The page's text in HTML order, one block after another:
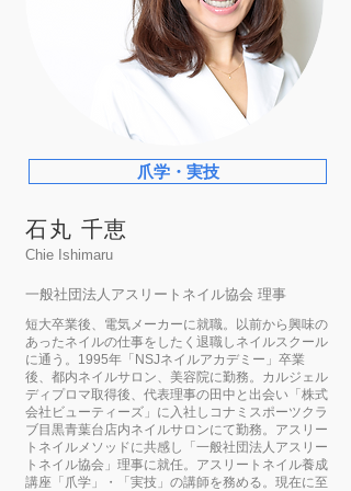
爪学・実技
石丸 千恵
Chie Ishimaru
一般社団法人アスリートネイル協会 理事
短大卒業後、電気メーカーに就職。以前から興味の
あったネイルの仕事をしたく退職しネイルスクール
に通う。1995年「NSJネイルアカデミー」卒業
後、都内ネイルサロン、美容院に勤務。カルジェル
ディプロマ取得後、代表理事の田中と出会い「株式
会社ビューティーズ」に入社しコナミスポーツクラ
ブ目黒青葉台店内ネイルサロンにて勤務。アスリー
トネイルメソッドに共感し「一般社団法人アスリー
トネイル協会」理事に就任。アスリートネイル養成
講座「爪学」・「実技」の講師を務める。現在に至